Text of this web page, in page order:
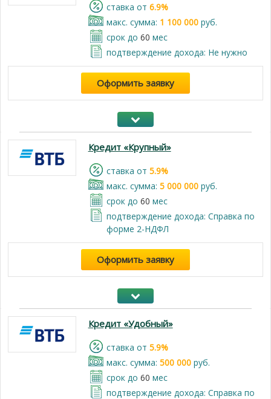
cтавка от 6.9%
макс. сумма: 1 100 000руб.
срок до 60 мес
подтверждение дохода: Не нужно
Оформить заявку
Кредит «Крупный»
cтавка от 5.9%
макс. сумма: 5 000 000руб.
срок до 60 мес
подтверждение дохода: Справка по
форме 2-НДФЛ
Оформить заявку
Кредит «Удобный»
cтавка от 5.9%
макс. сумма: 500 000руб.
срок до 60 мес
подтверждение дохода: Справка по